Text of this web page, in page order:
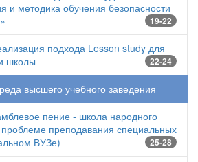
и методика обучения безопасности
19-22
подхода Lesson study для
школы
22-24
высшего учебного заведения
пение - школа народного
проблеме преподавания специальных
ВУЗе)
25-28